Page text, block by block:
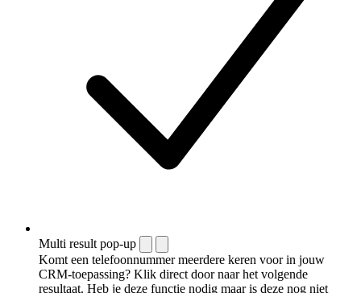
Multi result pop-up
Komt een telefoonnummer meerdere keren voor in jouw
CRM-toepassing? Klik direct door naar het volgende
resultaat. Heb je deze functie nodig maar is deze nog niet